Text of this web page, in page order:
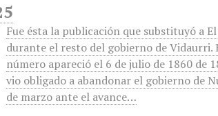
Fue ésta la publicación que substituyó a
durante el resto del gobierno de Vidaurri.
número apareció el 6 de julio de 1860 de
vio obligado a abandonar el gobierno de
de marzo ante el avance…